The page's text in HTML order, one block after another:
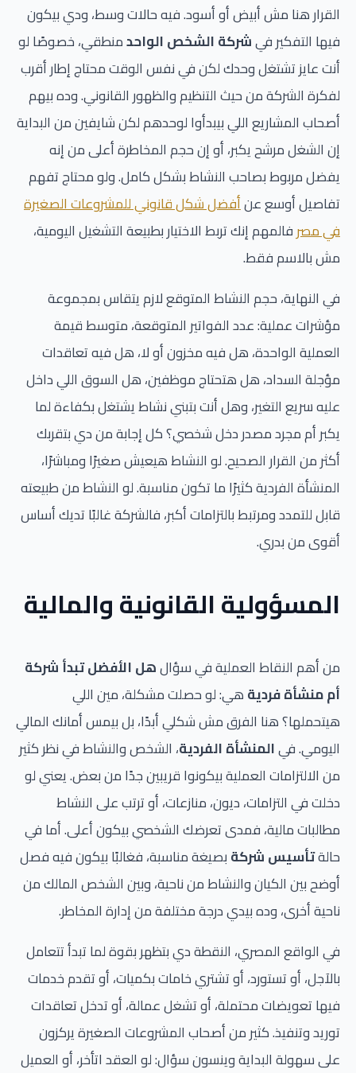
القرار هنا مش أبيض أو أسود. فيه حالات وسط، ودي بيكون
فيها التفكير فيشركة الشخص الواحدمنطقي، خصوصًا لو
أنت عايز تشتغل وحدك لكن في نفس الوقت محتاج إطار أقرب
لفكرة الشركة من حيث التنظيم والظهور القانوني. وده بيهم
أصحاب المشاريع اللي بيبدأوا لوحدهم لكن شايفين من البداية
إن الشغل مرشح يكبر، أو إن حجم المخاطرة أعلى من إنه
يفضل مربوط بصاحب النشاط بشكل كامل. ولو محتاج تفهم
تفاصيل أوسع عنأفضل شكل قانوني للمشروعات الصغيرة
في مصرفالمهم إنك تربط الاختيار بطبيعة التشغيل اليومية،
مش بالاسم فقط.
في النهاية، حجم النشاط المتوقع لازم يتقاس بمجموعة
مؤشرات عملية: عدد الفواتير المتوقعة، متوسط قيمة
العملية الواحدة، هل فيه مخزون أو لا، هل فيه تعاقدات
مؤجلة السداد، هل هتحتاج موظفين، هل السوق اللي داخل
عليه سريع التغير، وهل أنت بتبني نشاط يشتغل بكفاءة لما
يكبر أم مجرد مصدر دخل شخصي؟ كل إجابة من دي بتقربك
أكثر من القرار الصحيح. لو النشاط هيعيش صغيرًا ومباشرًا،
المنشأة الفردية كثيرًا ما تكون مناسبة. لو النشاط من طبيعته
قابل للتمدد ومرتبط بالتزامات أكبر، فالشركة غالبًا تديك أساس
أقوى من بدري.
المسؤولية القانونية والمالية
من أهم النقاط العملية في سؤالهل الأفضل تبدأ شركة
أم منشأة فرديةهي: لو حصلت مشكلة، مين اللي
هيتحملها؟ هنا الفرق مش شكلي أبدًا، بل بيمس أمانك المالي
اليومي. فيالمنشأة الفردية، الشخص والنشاط في نظر كثير
من الالتزامات العملية بيكونوا قريبين جدًا من بعض. يعني لو
دخلت في التزامات، ديون، منازعات، أو ترتب على النشاط
مطالبات مالية، فمدى تعرضك الشخصي بيكون أعلى. أما في
حالةتأسيس شركةبصيغة مناسبة، فغالبًا بيكون فيه فصل
أوضح بين الكيان والنشاط من ناحية، وبين الشخص المالك من
ناحية أخرى، وده بيدي درجة مختلفة من إدارة المخاطر.
في الواقع المصري، النقطة دي بتظهر بقوة لما تبدأ تتعامل
بالآجل، أو تستورد، أو تشتري خامات بكميات، أو تقدم خدمات
فيها تعويضات محتملة، أو تشغل عمالة، أو تدخل تعاقدات
توريد وتنفيذ. كثير من أصحاب المشروعات الصغيرة يركزون
على سهولة البداية وينسون سؤال: لو العقد اتأخر، أو العميل